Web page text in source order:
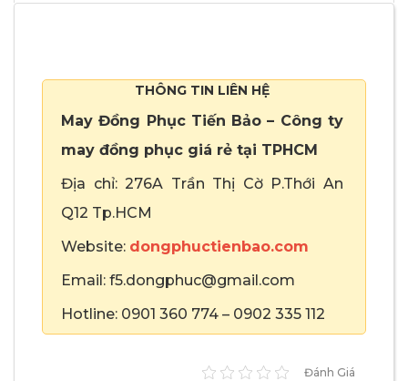
THÔNG TIN LIÊN HỆ
May Đồng Phục Tiến Bảo – Công ty
may đồng phục giá rẻ tại TPHCM
Địa chỉ: 276A Trần Thị Cờ P.Thới An
Q12 Tp.HCM
Website: dongphuctienbao.com
Email: f5.dongphuc@gmail.com
Hotline: 0901 360 774 – 0902 335 112
Đánh Giá